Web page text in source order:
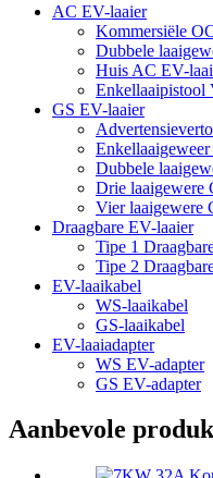
AC EV-laaier
Kommersiële
Dubbele
Huis AC EV-
Enkellaaipistool
GS EV-laaier
Dubbele
Drie laaigewere
Vier laaigewere
Draagbare EV-laaier
Tipe 1
Tipe 2
EV-laaikabel
WS-laaikabel
GS-laaikabel
EV-laaiadapter
WS EV-adapter
GS EV-adapter
Aanbevole